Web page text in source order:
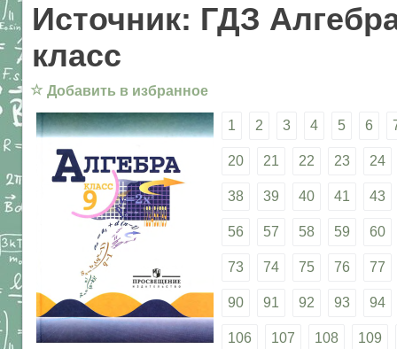
Источник: ГДЗ
класс
☆ Добавить в избранное
1 2 3 4 5 6
20 21 22 23 24
38 39 40 41 43
56 57 58 59 60
73 74 75 76 77
90 91 92 93 94
106 107 108 109